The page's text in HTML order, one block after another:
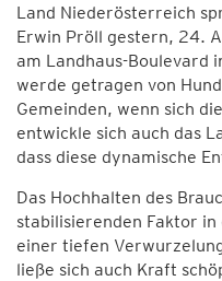
Land Niederösterreich
Erwin Pröll gestern, 24.
am Landhaus-Boulevard
werde getragen von
Gemeinden, wenn sich
entwickle sich auch das
dass diese dynamische
Das Hochhalten des
stabilisierenden Faktor
einer tiefen
ließe sich auch Kraft